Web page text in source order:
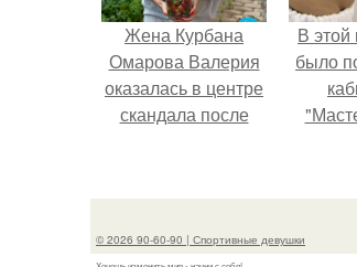
Жена Курбана
Омарова Валерия
оказалась в центре
скандала после
её
клинику.
В этой
было
© 2026 90-60-90 | Спортивные девушки